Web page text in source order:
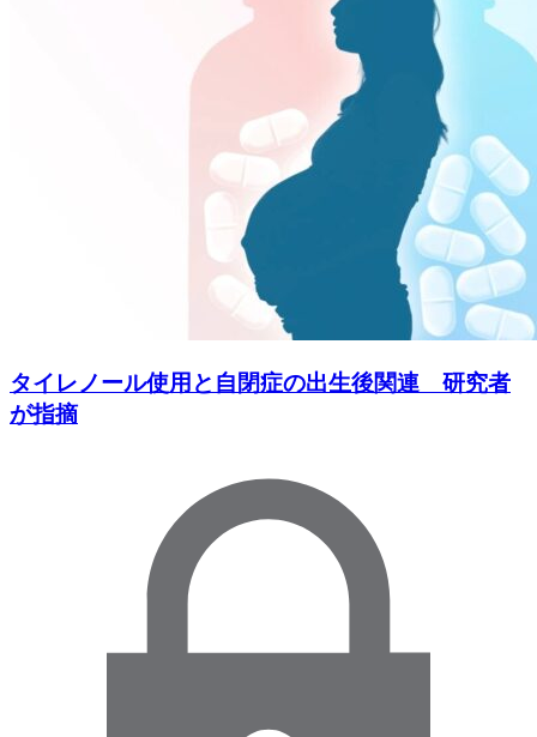
タイレノール使用と自閉症の出生後関連 研究者
が指摘